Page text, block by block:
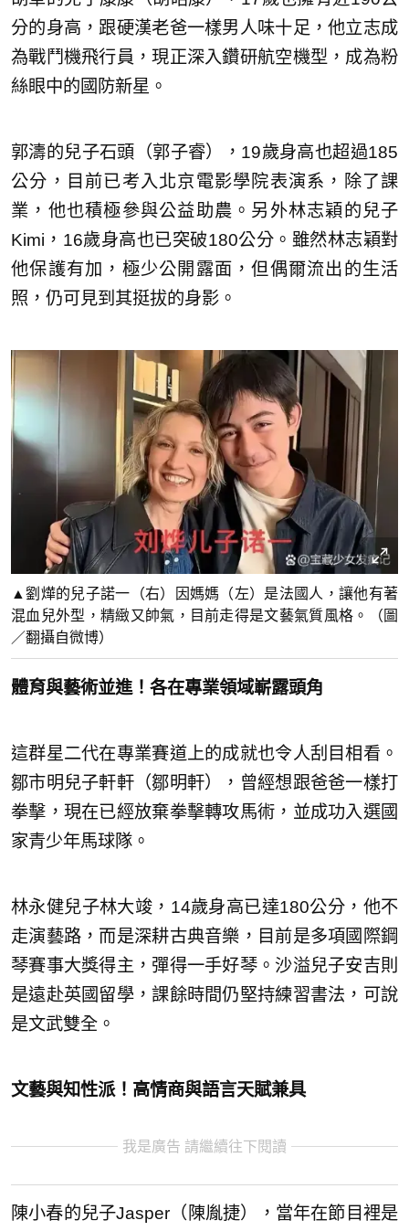
分的身高，跟硬漢老爸一樣男人味十足，他立志成
為戰鬥機飛行員，現正深入鑽研航空機型，成為粉
絲眼中的國防新星。
郭濤的兒子石頭（郭子睿），19歲身高也超過185
公分，目前已考入北京電影學院表演系，除了課
業，他也積極參與公益助農。另外林志穎的兒子
Kimi，16歲身高也已突破180公分。雖然林志穎對
他保護有加，極少公開露面，但偶爾流出的生活
照，仍可見到其挺拔的身影。
▲劉燁的兒子諾一（右）因媽媽（左）是法國人，讓他有著
混血兒外型，精緻又帥氣，目前走得是文藝氣質風格。（圖
／翻攝自微博）
體育與藝術並進！各在專業領域嶄露頭角
這群星二代在專業賽道上的成就也令人刮目相看。
鄒市明兒子軒軒（鄒明軒），曾經想跟爸爸一樣打
拳擊，現在已經放棄拳擊轉攻馬術，並成功入選國
家青少年馬球隊。
林永健兒子林大竣，14歲身高已達180公分，他不
走演藝路，而是深耕古典音樂，目前是多項國際鋼
琴賽事大獎得主，彈得一手好琴。沙溢兒子安吉則
是遠赴英國留學，課餘時間仍堅持練習書法，可說
是文武雙全。
文藝與知性派！高情商與語言天賦兼具
我是廣告 請繼續往下閱讀
陳小春的兒子Jasper（陳胤捷），當年在節目裡是